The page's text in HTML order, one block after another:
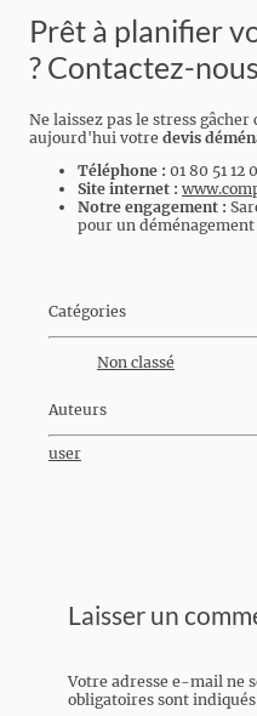
Prêt à planifier
? Contactez-
Ne laissez pas le stress
aujourd'hui votre devis
Téléphone : 01 80 51 12
Site internet :
Notre engagement :
pour un
Catégories
Non classé
Auteurs
user
Laisser un
Votre adresse e-mail ne
obligatoires sont indiqués